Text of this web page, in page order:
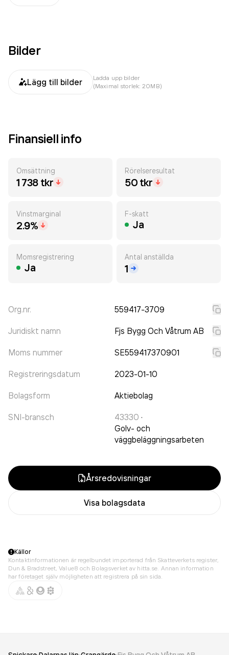
Bilder
Lägg till bilder
Ladda upp bilder
(Maximal storlek: 20MB)
Finansiell info
Omsättning
1 738 tkr
Rörelseresultat
50 tkr
Vinstmarginal
2.9%
F-skatt
Ja
Momsregistrering
Ja
Antal anställda
1
Org.nr. 559417-3709
Juridiskt namn Fjs Bygg Och Våtrum AB
Moms nummer SE559417370901
Registreringsdatum 2023-01-10
Bolagsform Aktiebolag
SNI-bransch 43330 ·
Golv- och
väggbeläggningsarbeten
Årsredovisningar
Visa bolagsdata
Källor
Kontaktinformationen är regelbundet importerad från Skatteverkets register,
Dun & Bradstreet, Value8 och Bolagsverket av hitta.se. Annan information
har företaget själv möjligheten att registrera på sin sida.